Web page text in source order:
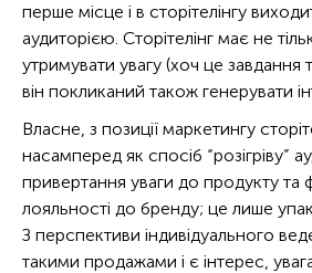
перше місце і в сторітелінгу
аудиторією. Сторітелінг має не
утримувати увагу (хоч це
він покликаний також генерувати
Власне, з позиції маркетингу
насамперед як спосіб “розігріву”
привертання уваги до продукту та
лояльності до бренду; це лише
З перспективи індивідуального
такими продажами і є інтерес, увага